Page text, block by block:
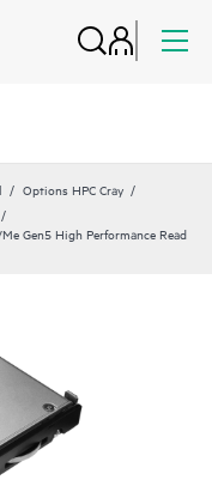
Options HPC Cray
Gen5 High Performance Read